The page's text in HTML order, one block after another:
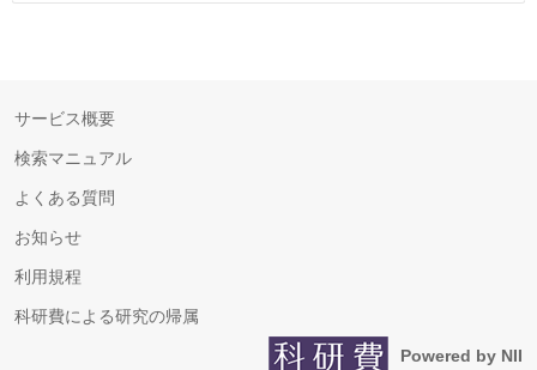
サービス概要
検索マニュアル
よくある質問
お知らせ
利用規程
科研費による研究の帰属
Powered by NII